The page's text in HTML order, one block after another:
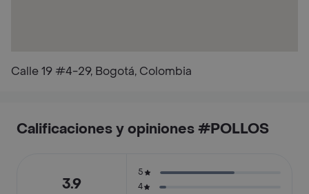
Calle 19 #4-29, Bogotá, Colombia
Calificaciones y opiniones #POLLOS
3.9
5
4